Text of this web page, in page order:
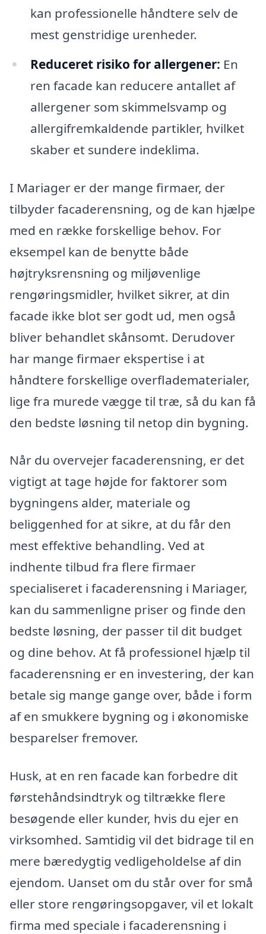
kan professionelle håndtere selv de
mest genstridige urenheder.
Reduceret risiko for allergener: En
ren facade kan reducere antallet af
allergener som skimmelsvamp og
allergifremkaldende partikler, hvilket
skaber et sundere indeklima.
I Mariager er der mange firmaer, der
tilbyder facaderensning, og de kan hjælpe
med en række forskellige behov. For
eksempel kan de benytte både
højtryksrensning og miljøvenlige
rengøringsmidler, hvilket sikrer, at din
facade ikke blot ser godt ud, men også
bliver behandlet skånsomt. Derudover
har mange firmaer ekspertise i at
håndtere forskellige overfladematerialer,
lige fra murede vægge til træ, så du kan få
den bedste løsning til netop din bygning.
Når du overvejer facaderensning, er det
vigtigt at tage højde for faktorer som
bygningens alder, materiale og
beliggenhed for at sikre, at du får den
mest effektive behandling. Ved at
indhente tilbud fra flere firmaer
specialiseret i facaderensning i Mariager,
kan du sammenligne priser og finde den
bedste løsning, der passer til dit budget
og dine behov. At få professionel hjælp til
facaderensning er en investering, der kan
betale sig mange gange over, både i form
af en smukkere bygning og i økonomiske
besparelser fremover.
Husk, at en ren facade kan forbedre dit
førstehåndsindtryk og tiltrække flere
besøgende eller kunder, hvis du ejer en
virksomhed. Samtidig vil det bidrage til en
mere bæredygtig vedligeholdelse af din
ejendom. Uanset om du står over for små
eller store rengøringsopgaver, vil et lokalt
firma med speciale i facaderensning i